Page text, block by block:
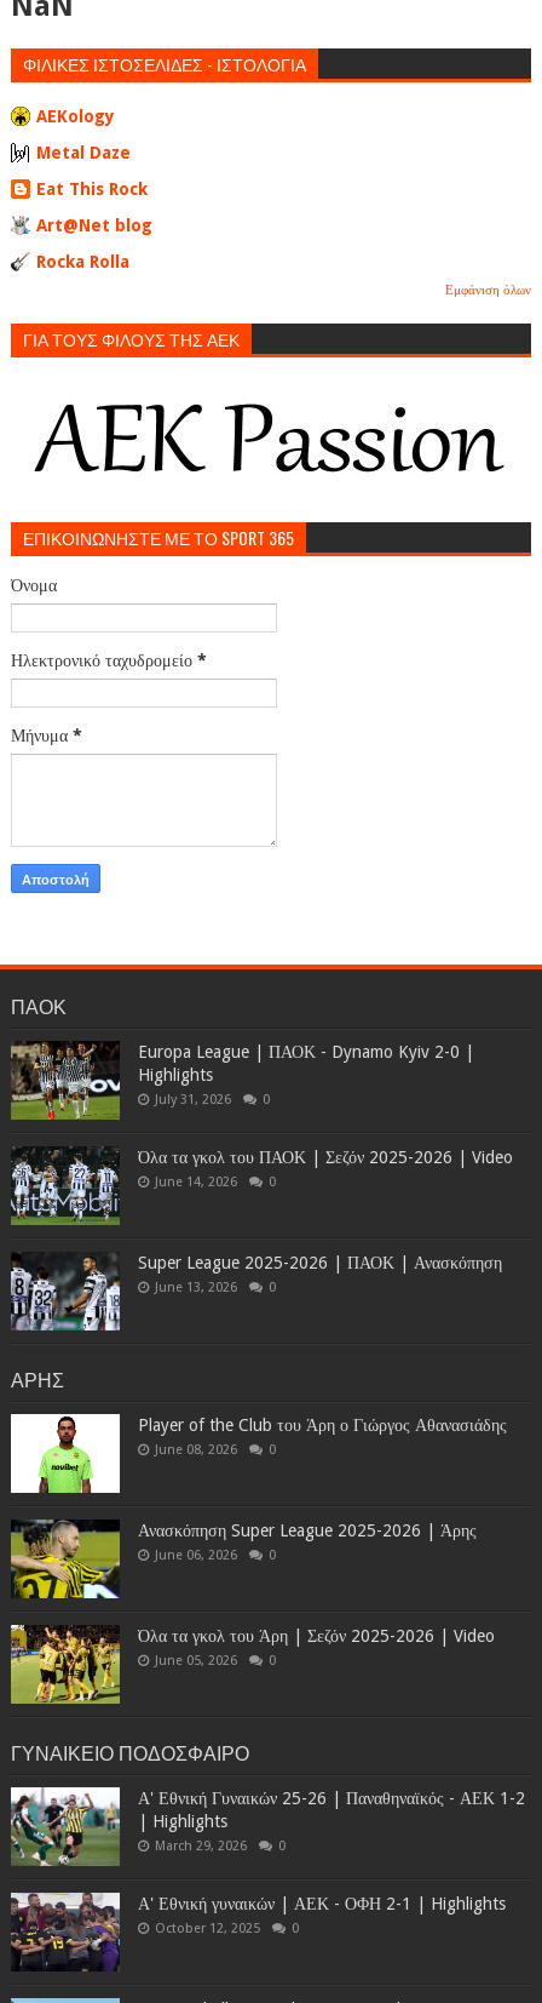
ΦΙΛΙΚΕΣ ΙΣΤΟΣΕΛΙΔΕΣ - ΙΣΤΟΛΟΓΙΑ
AEKology
Metal Daze
Eat This Rock
Art@Net blog
Rocka Rolla
Εμφάνιση όλων
ΓΙΑ ΤΟΥΣ ΦΙΛΟΥΣ ΤΗΣ ΑΕΚ
ΕΠΙΚΟΙΝΩΝΗΣΤΕ ΜΕ ΤΟ SPORT 365
Όνομα
Ηλεκτρονικό ταχυδρομείο *
Μήνυμα *
ΠΑΟΚ
Europa League | ΠΑΟΚ - Dynamo Kyiv 2-0 |
Highlights
July 31, 2026 0
Όλα τα γκολ του ΠΑΟΚ | Σεζόν 2025-2026 | Video
June 14, 2026 0
Super League 2025-2026 | ΠΑΟΚ | Ανασκόπηση
June 13, 2026 0
ΑΡΗΣ
Player of the Club του Άρη ο Γιώργος Αθανασιάδης
June 08, 2026 0
Ανασκόπηση Super League 2025-2026 | Άρης
June 06, 2026 0
Όλα τα γκολ του Άρη | Σεζόν 2025-2026 | Video
June 05, 2026 0
ΓΥΝΑΙΚΕΙΟ ΠΟΔΟΣΦΑΙΡΟ
Α' Εθνική Γυναικών 25-26 | Παναθηναϊκός - ΑΕΚ 1-2
| Highlights
March 29, 2026 0
Α' Εθνική γυναικών | ΑΕΚ - ΟΦΗ 2-1 | Highlights
October 12, 2025 0